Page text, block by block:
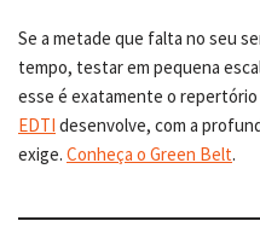
Se a metade que falta no seu
tempo, testar em pequena
esse é exatamente o repertório
EDTI desenvolve, com a
exige. Conheça o Green Belt.